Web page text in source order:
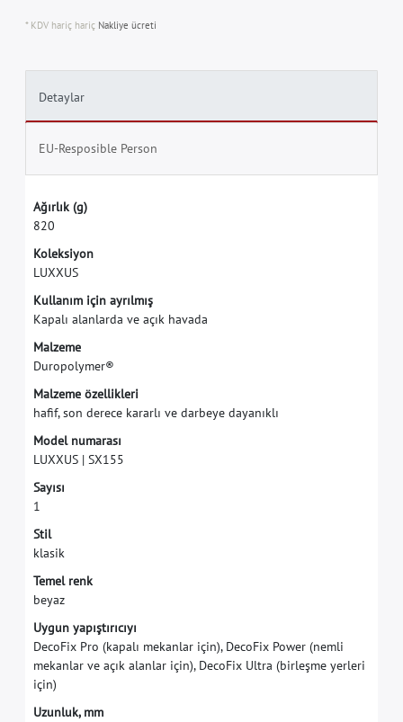
* KDV hariç hariç Nakliye ücreti
Detaylar
EU-Resposible Person
Ağırlık (g)
820
Koleksiyon
LUXXUS
Kullanım için ayrılmış
Kapalı alanlarda ve açık havada
Malzeme
Duropolymer®
Malzeme özellikleri
haff, son derece kararlı ve darbeye dayanıklı
Model numarası
LUXXUS | SX155
Sayısı
1
Stil
klasik
Temel renk
beyaz
Uygun yapıştırıcıyı
DecoFix Pro (kapalı mekanlar için), DecoFix Power (nemli
mekanlar ve açık alanlar için), DecoFix Ultra (birleşme yerleri
için)
Uzunluk, mm